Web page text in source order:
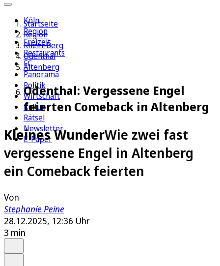
Köln
Region
Freizeit
Restaurants
FC
Panorama
Politik
Wirtschaft
Kultur
Rätsel
Newsletter
E-Paper
Startseite
Region
Rhein-Berg
Odenthal
Altenberg
Odenthal: Vergessene Engel
feierten Comeback in Altenberg
Kleines WunderWie zwei fast
vergessene Engel in Altenberg
ein Comeback feierten
Von
Stephanie Peine
28.12.2025, 12:36 Uhr
3 min